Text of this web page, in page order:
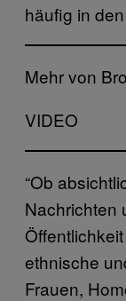
häufig in
Mehr von
VIDEO
“Ob
Nachrichten
ethnische
Frauen,